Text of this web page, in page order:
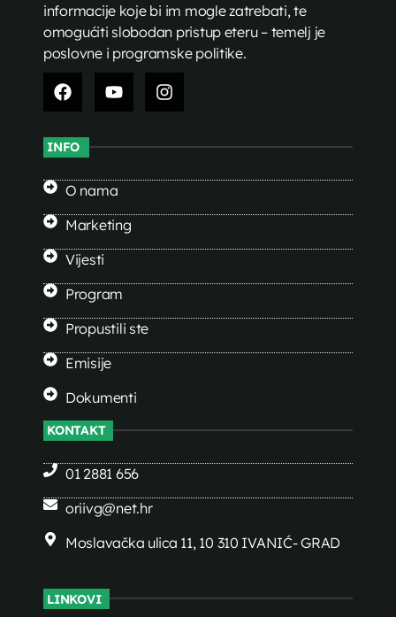
informacije koje bi im mogle zatrebati, te
omogućiti slobodan pristup eteru – temelj je
poslovne i programske politike.
INFO
O nama
Marketing
Vijesti
Program
Propustili ste
Emisije
Dokumenti
KONTAKT
01 2881 656
oriivg@net.hr
Moslavačka ulica 11, 10 310 IVANIĆ- GRAD
LINKOVI